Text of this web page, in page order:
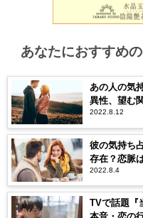
あなたにおすすめ
あの人の気
異性、望む
2022.8.12
彼の気持ち
存在？恋脈
2022.8.4
TVで話題『